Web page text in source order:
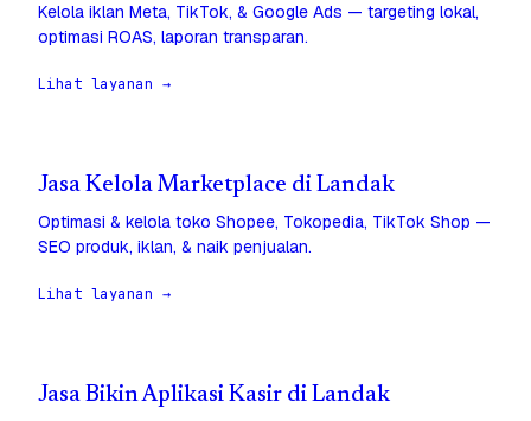
Kelola iklan Meta, TikTok, & Google Ads — targeting lokal,
optimasi ROAS, laporan transparan.
Lihat layanan →
Jasa Kelola Marketplace di Landak
Optimasi & kelola toko Shopee, Tokopedia, TikTok Shop —
SEO produk, iklan, & naik penjualan.
Lihat layanan →
Jasa Bikin Aplikasi Kasir di Landak